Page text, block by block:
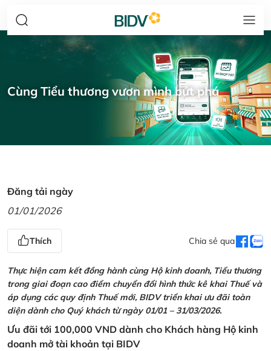
Cùng Tiểu thương vươn mình bứt phá
Đăng tải ngày
01/01/2026
Thích Chia sẻ qua
Thực hiện cam kết đồng hành cùng Hộ kinh doanh, Tiểu thương
trong giai đoạn cao điểm chuyển đổi hình thức kê khai Thuế và
áp dụng các quy định Thuế mới, BIDV triển khai ưu đãi toàn
diện dành cho Quý khách từ ngày 01/01 – 31/03/2026.
Ưu đãi tới 100,000 VND dành cho Khách hàng Hộ kinh
doanh mở tài khoản tại BIDV